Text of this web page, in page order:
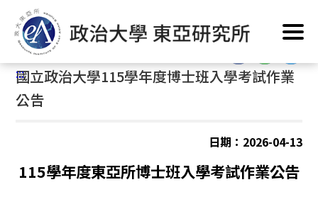
到
要
內
容
首頁/
:::
:::
國立政治大學115學年度博士班入學考試作業
公告
日期：2026-04-13
115學年度東亞所博士班入學考試作業公告